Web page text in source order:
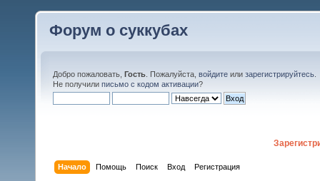
Форум о суккубах
Добро пожаловать, Гость . Пожалуйста, войдите или зарегистрируйтесь
Не получили письмо с кодом активации?
Начало Помощь Поиск Вход Регистрация